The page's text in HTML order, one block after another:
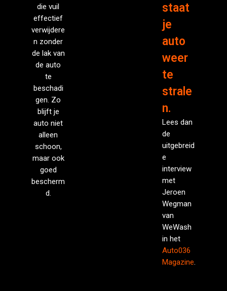
die vuil
effectief
verwijdere
n zonder
de lak van
de auto
te
beschadi
gen. Zo
blijft je
auto niet
alleen
schoon,
maar ook
goed
bescherm
d.
staat
je
auto
weer
te
strale
n.
Lees dan
de
uitgebreid
e
interview
met
Jeroen
Wegman
van
WeWash
in het
Auto036
Magazine